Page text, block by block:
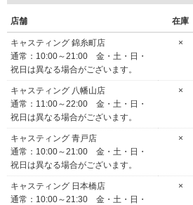
店舗 在庫
キャスティング 錦糸町店
通常：10:00～21:00 金・土・日・
祝日は異なる場合がございます。
×
キャスティング 八幡山店
通常：11:00～22:00 金・土・日・
祝日は異なる場合がございます。
×
キャスティング 青戸店
通常：10:00～21:00 金・土・日・
祝日は異なる場合がございます。
×
キャスティング 日本橋店
通常：10:00～21:30 金・土・日・
×